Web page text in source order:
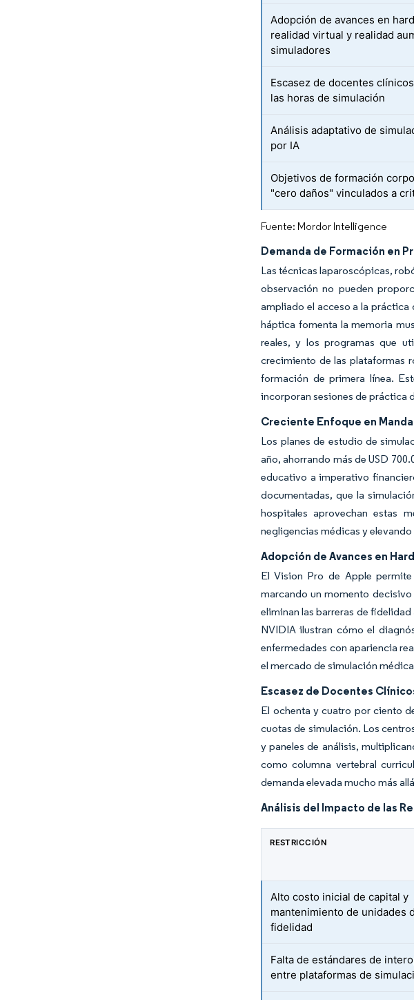
Adopción de avances en
realidad virtual y realidad
simuladores
Escasez de docentes
las horas de simulación
Análisis adaptativo de
por IA
Objetivos de formación
"cero daños" vinculados a
Fuente: Mordor Intelligence
Demanda de Formación en
Las técnicas laparoscópicas,
observación no pueden
ampliado el acceso a la práctica
háptica fomenta la memoria
reales, y los programas que
crecimiento de las plataformas
formación de primera línea.
incorporan sesiones de práctica
Creciente Enfoque en
Los planes de estudio de
año, ahorrando más de USD
educativo a imperativo
documentadas, que la
hospitales aprovechan estas
negligencias médicas y
Adopción de Avances en
El Vision Pro de Apple
marcando un momento
eliminan las barreras de
NVIDIA ilustran cómo el
enfermedades con apariencia
el mercado de simulación
Escasez de Docentes
El ochenta y cuatro por ciento
cuotas de simulación. Los
y paneles de análisis,
como columna vertebral
demanda elevada mucho más
Análisis del Impacto de las
RESTRICCIÓN
Alto costo inicial de capital y
mantenimiento de unidades
fidelidad
Falta de estándares de
entre plataformas de